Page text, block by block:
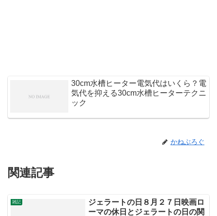
30cm水槽ヒーター電気代はいくら？電
気代を抑える30cm水槽ヒーターテクニ
ック
かねぶろぐ
関連記事
雑記
ジェラートの日８月２７日映画ロ
ーマの休日とジェラートの日の関